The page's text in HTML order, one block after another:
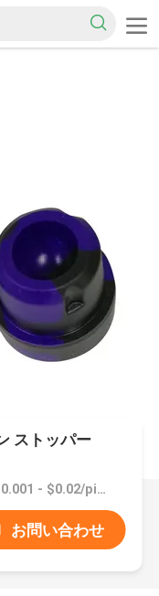
ストッパー
価格：$0.001 - $0.02/pieces
お問い合わせ